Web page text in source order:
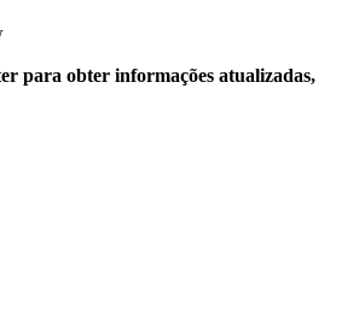
para obter informações atualizadas,